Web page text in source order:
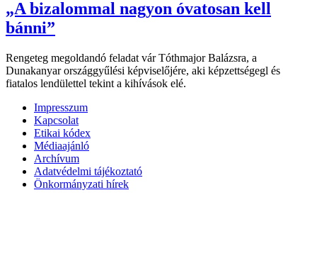
„A bizalommal nagyon óvatosan kell
bánni”
Rengeteg megoldandó feladat vár Tóthmajor Balázsra, a
Dunakanyar országgyűlési képviselőjére, aki képzettségegl és
fiatalos lendülettel tekint a kihívások elé.
Impresszum
Kapcsolat
Etikai kódex
Médiaajánló
Archívum
Adatvédelmi tájékoztató
Önkormányzati hírek